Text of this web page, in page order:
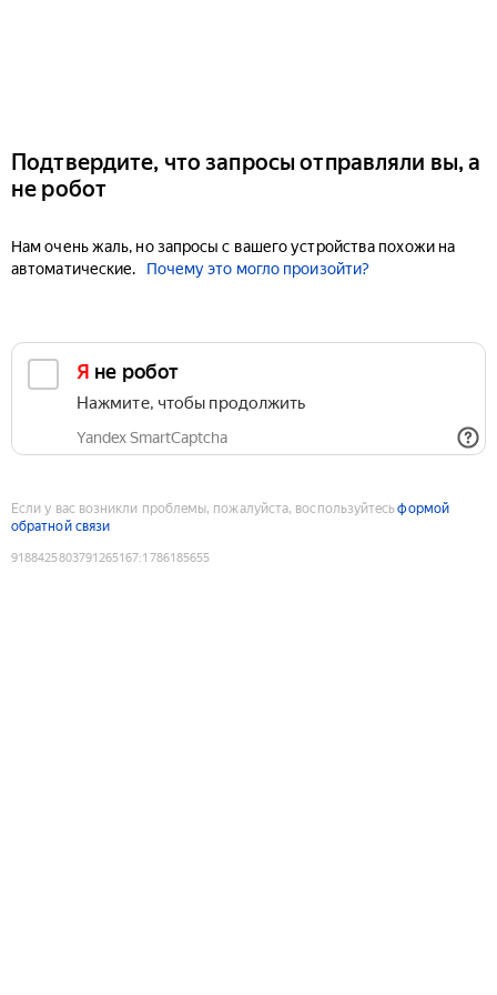
Подтвердите, что запросы отправляли вы, а
не робот
Нам очень жаль, но запросы с вашего устройства похожи на
автоматические.
Почему это могло произойти?
Я не робот
Нажмите, чтобы продолжить
Yandex SmartCaptcha
Если у вас возникли проблемы, пожалуйста, воспользуйтесьформой
обратной связи
9188425803791265167:1786185655